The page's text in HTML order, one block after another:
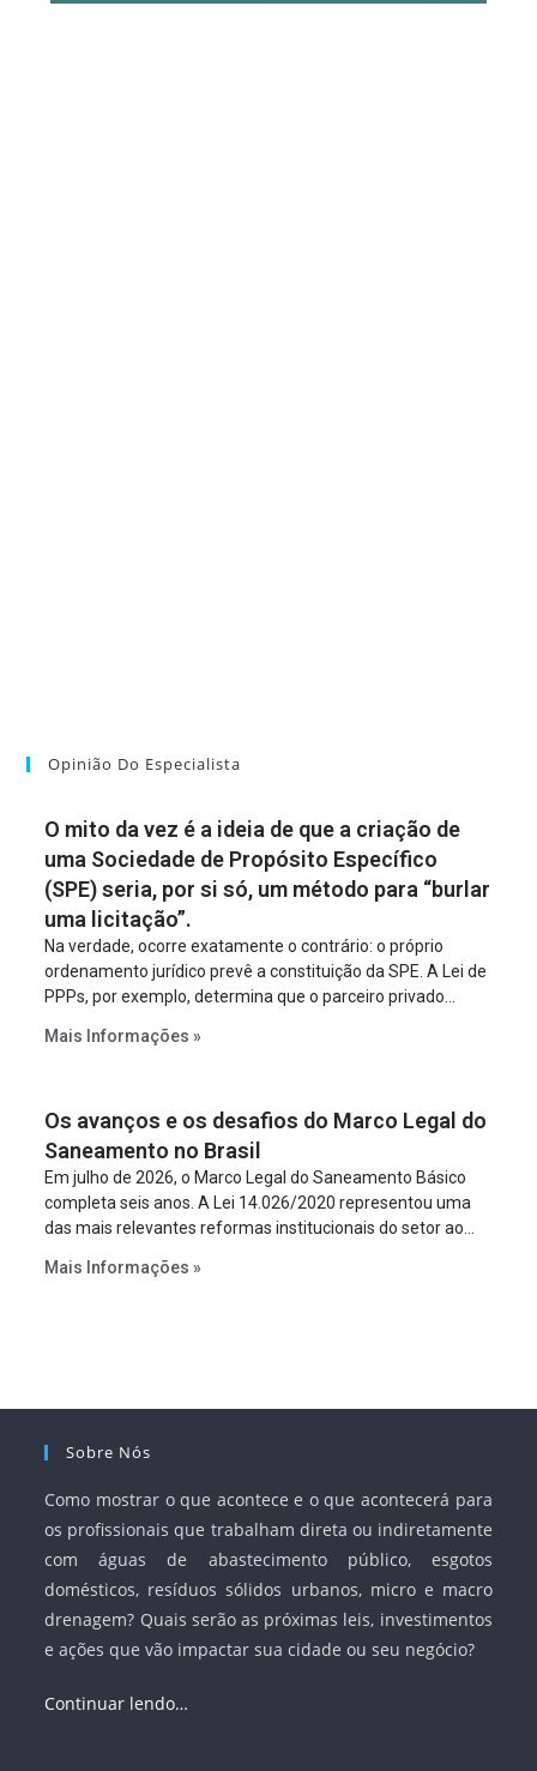
Opinião Do Especialista
O mito da vez é a ideia de que a criação de
uma Sociedade de Propósito Específico
(SPE) seria, por si só, um método para “burlar
uma licitação”.
Na verdade, ocorre exatamente o contrário: o próprio
ordenamento jurídico prevê a constituição da SPE. A Lei de
PPPs, por exemplo, determina que o parceiro privado
empreendimento. Ou seja, a suposta “fraude à licitação” é
projeto a projeto.
Mais Informações »
Os avanços e os desafios do Marco Legal do
Saneamento no Brasil
Em julho de 2026, o Marco Legal do Saneamento Básico
completa seis anos. A Lei 14.026/2020 representou uma
das mais relevantes reformas institucionais do setor ao
serviços, ampliar a participação da iniciativa privada,
Mais Informações »
Sobre Nós
Como mostrar o que acontece e o que acontecerá para
os profissionais que trabalham direta ou indiretamente
com águas de abastecimento público, esgotos
domésticos, resíduos sólidos urbanos, micro e macro
drenagem? Quais serão as próximas leis, investimentos
e ações que vão impactar sua cidade ou seu negócio?
Continuar lendo…